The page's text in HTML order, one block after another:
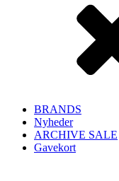
BRANDS
Nyheder
ARCHIVE SALE
Gavekort